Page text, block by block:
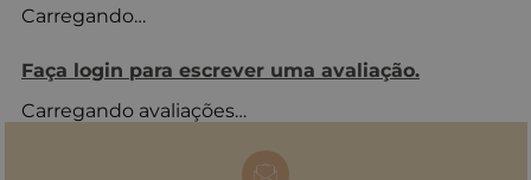
Carregando…
Faça login para escrever uma avaliação.
Carregando avaliações…